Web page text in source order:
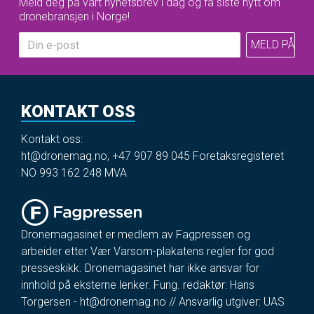
dronebransjen i Norge!
KONTAKT OSS
Kontakt oss:
ht@dronemag.no, +47 907 89 045 Foretaksregisteret
NO 993 162 248 MVA
Dronemagasinet er medlem av Fagpressen og
arbeider etter Vær Varsom-plakatens regler for god
presseskikk. Dronemagasinet har ikke ansvar for
innhold på eksterne lenker. Fung. redaktør: Hans
Torgersen - ht@dronemag.no // Ansvarlig utgiver: UAS